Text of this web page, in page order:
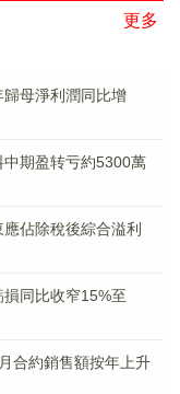
更多
母淨利潤同比增
中期盈转亏約5300萬
佔除稅後綜合溢利
同比收窄15%至
合約銷售額按年上升